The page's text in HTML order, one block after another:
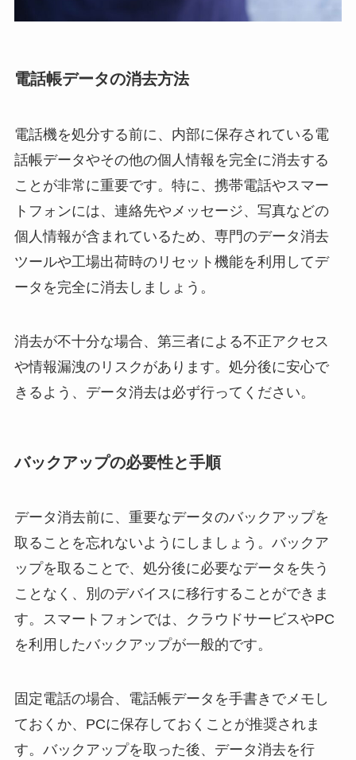
電話帳データの消去方法
電話機を処分する前に、内部に保存されている電
話帳データやその他の個人情報を完全に消去する
ことが非常に重要です。特に、携帯電話やスマー
トフォンには、連絡先やメッセージ、写真などの
個人情報が含まれているため、専門のデータ消去
ツールや工場出荷時のリセット機能を利用してデ
ータを完全に消去しましょう。
消去が不十分な場合、第三者による不正アクセス
や情報漏洩のリスクがあります。処分後に安心で
きるよう、データ消去は必ず行ってください。
バックアップの必要性と手順
データ消去前に、重要なデータのバックアップを
取ることを忘れないようにしましょう。バックア
ップを取ることで、処分後に必要なデータを失う
ことなく、別のデバイスに移行することができま
す。スマートフォンでは、クラウドサービスやPC
を利用したバックアップが一般的です。
固定電話の場合、電話帳データを手書きでメモし
ておくか、PCに保存しておくことが推奨されま
す。バックアップを取った後、データ消去を行